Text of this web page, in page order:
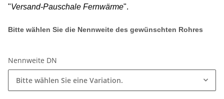
"Versand-Pauschale Fernwärme".
Bitte wählen Sie die Nennweite des gewünschten Rohres
Nennweite DN
Bitte wählen Sie eine Variation.